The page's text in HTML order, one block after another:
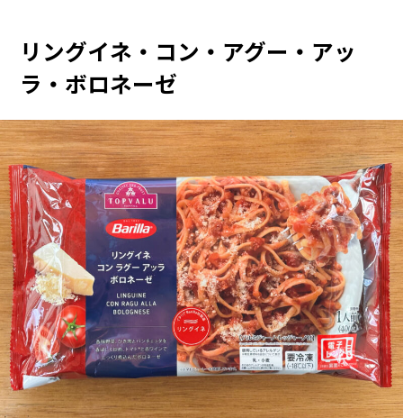
リングイネ・コン・アグー・アッ
ラ・ボロネーゼ